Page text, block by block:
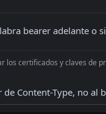
bearer adelante o
certificados y claves de
Content-Type, no al